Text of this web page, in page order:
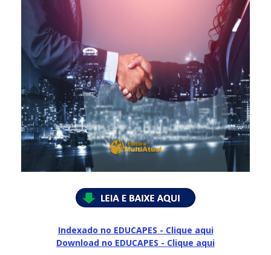
Indexado no EDUCAPES - Clique aqui
Download no EDUCAPES - Clique aqui